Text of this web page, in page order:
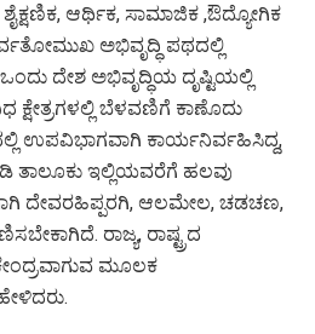
ಶೈಕ್ಷಣಿಕ, ಆರ್ಥಿಕ, ಸಾಮಾಜಿಕ ,ಔದ್ಯೋಗಿಕ
ಅಭಿವೃದ್ಧಿ ಪಥದಲ್ಲಿ
ದೇಶ ಅಭಿವೃದ್ಧಿಯ ದೃಷ್ಟಿಯಲ್ಲಿ
ಕ್ಷೇತ್ರಗಳಲ್ಲಿ ಬೆಳವಣಿಗೆ ಕಾಣೊದು
ಉಪವಿಭಾಗವಾಗಿ ಕಾರ್ಯನಿರ್ವಹಿಸಿದ್ದ,
ತಾಲೂಕು ಇಲ್ಲಿಯವರೆಗೆ ಹಲವು
ದೇವರಹಿಪ್ಪರಗಿ, ಆಲಮೇಲ, ಚಡಚಣ,
ರಾಜ್ಯ, ರಾಷ್ಟ್ರದ
ಮೂಲಕ